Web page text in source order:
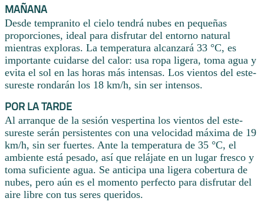
MAÑANA
Desde tempranito el cielo tendrá nubes en pequeñas
proporciones, ideal para disfrutar del entorno natural
mientras exploras. La temperatura alcanzará 33 °C, es
importante cuidarse del calor: usa ropa ligera, toma agua y
evita el sol en las horas más intensas. Los vientos del este-
sureste rondarán los 18 km/h, sin ser intensos.
POR LA TARDE
Al arranque de la sesión vespertina los vientos del este-
sureste serán persistentes con una velocidad máxima de 19
km/h, sin ser fuertes. Ante la temperatura de 35 °C, el
ambiente está pesado, así que relájate en un lugar fresco y
toma suficiente agua. Se anticipa una ligera cobertura de
nubes, pero aún es el momento perfecto para disfrutar del
aire libre con tus seres queridos.